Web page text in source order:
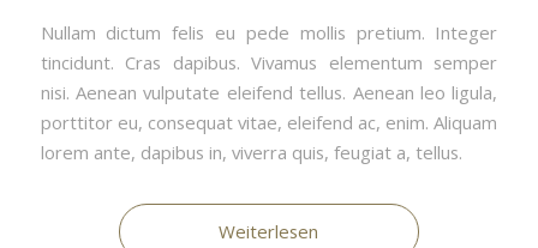
Nullam dictum felis eu pede mollis pretium. Integer
tincidunt. Cras dapibus. Vivamus elementum semper
nisi. Aenean vulputate eleifend tellus. Aenean leo ligula,
porttitor eu, consequat vitae, eleifend ac, enim. Aliquam
lorem ante, dapibus in, viverra quis, feugiat a, tellus.
Weiterlesen